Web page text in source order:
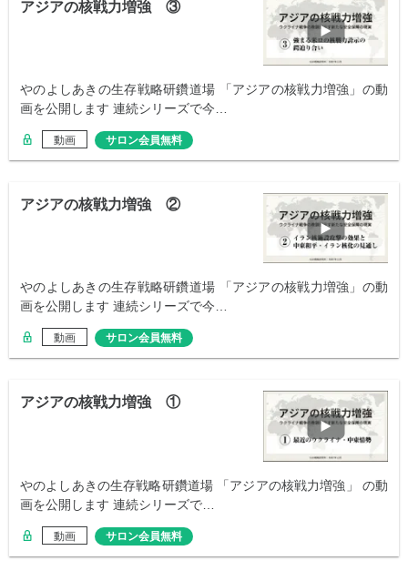
アジアの核戦力増強 ③
やのよしあきの生存戦略研鑽道場 「アジアの核戦力増強」の動
画を公開します 連続シリーズで今…
動画 サロン会員無料
アジアの核戦力増強 ②
やのよしあきの生存戦略研鑽道場 「アジアの核戦力増強」の動
画を公開します 連続シリーズで今…
動画 サロン会員無料
アジアの核戦力増強 ①
やのよしあきの生存戦略研鑽道場 「アジアの核戦力増強」 の動
画を公開します 連続シリーズで…
動画 サロン会員無料